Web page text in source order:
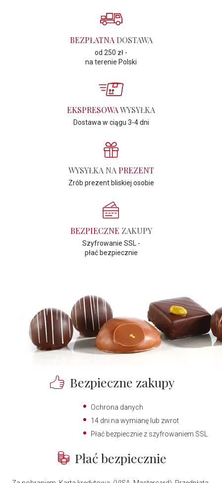
BEZPŁATNA DOSTAWA
od 250 zł -
na terenie Polski
EKSPRESOWAWYSYŁKA
Dostawa w ciągu 3-4 dni
WYSYŁKA NA PREZENT
Zrób prezent bliskiej osobie
BEZPIECZNE ZAKUPY
Szyfrowanie SSL -
płać bezpiecznie
Bezpieczne zakupy
Ochrona danych
14 dni na wymianę lub zwrot
Płać bezpiecznie z szyfrowaniem SSL
Płać bezpiecznie